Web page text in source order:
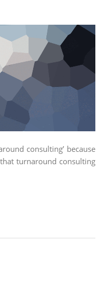
consulting’ because
turnaround consulting